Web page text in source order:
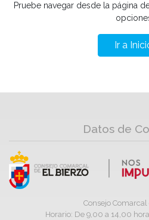
Pruebe navegar desde la página
Ir a
Datos de
Consejo
Horario: De 9,00 a 14,00